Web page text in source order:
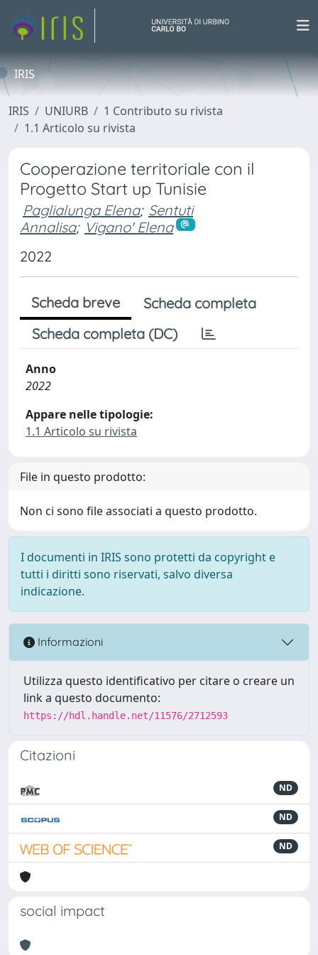
IRIS
IRIS UNIURB
1 Contributo su rivista
1.1 Articolo su rivista
Cooperazione territoriale con il
Progetto Start up Tunisie
Paglialunga Elena; Sentuti
Annalisa; Vigano' Elena
2022
Scheda breve
Scheda completa
Scheda completa (DC)
Anno
2022
Appare nelle tipologie:
1.1 Articolo su rivista
File in questo prodotto:
Non ci sono file associati a questo prodotto.
I documenti in IRIS sono protetti da copyright e
tutti i diritti sono riservati, salvo diversa
indicazione.
Informazioni
Utilizza questo identificativo per citare o creare un
link a questo documento:
https://hdl.handle.net/11576/2712593
Citazioni
ND
ND
ND
social impact